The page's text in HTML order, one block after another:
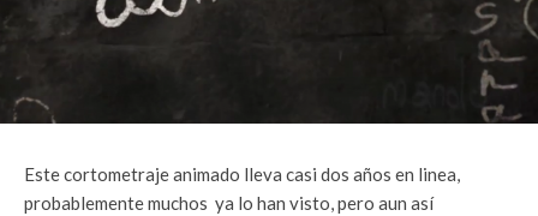
Este cortometraje animado lleva casi dos años en linea,
probablemente muchos ya lo han visto, pero aun así